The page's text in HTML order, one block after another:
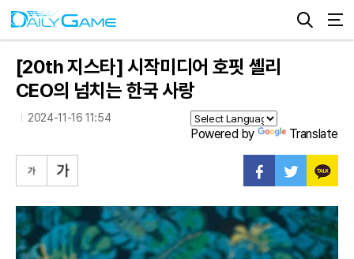
[20th 지스타] 시작미디어 호핏 셸리
CEO의 넘치는 한국 사랑
2024-11-16 11:54
Powered by Translate